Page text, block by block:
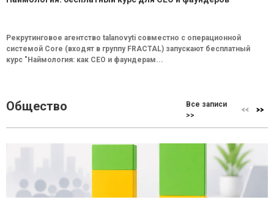
Рекрутинговое агентство talanovyti совместно с операционной
системой Core (входят в группу FRACTAL) запускают бесплатный
курс "Наймология: как СEO и фаундерам...
Общество
Все записи
>>